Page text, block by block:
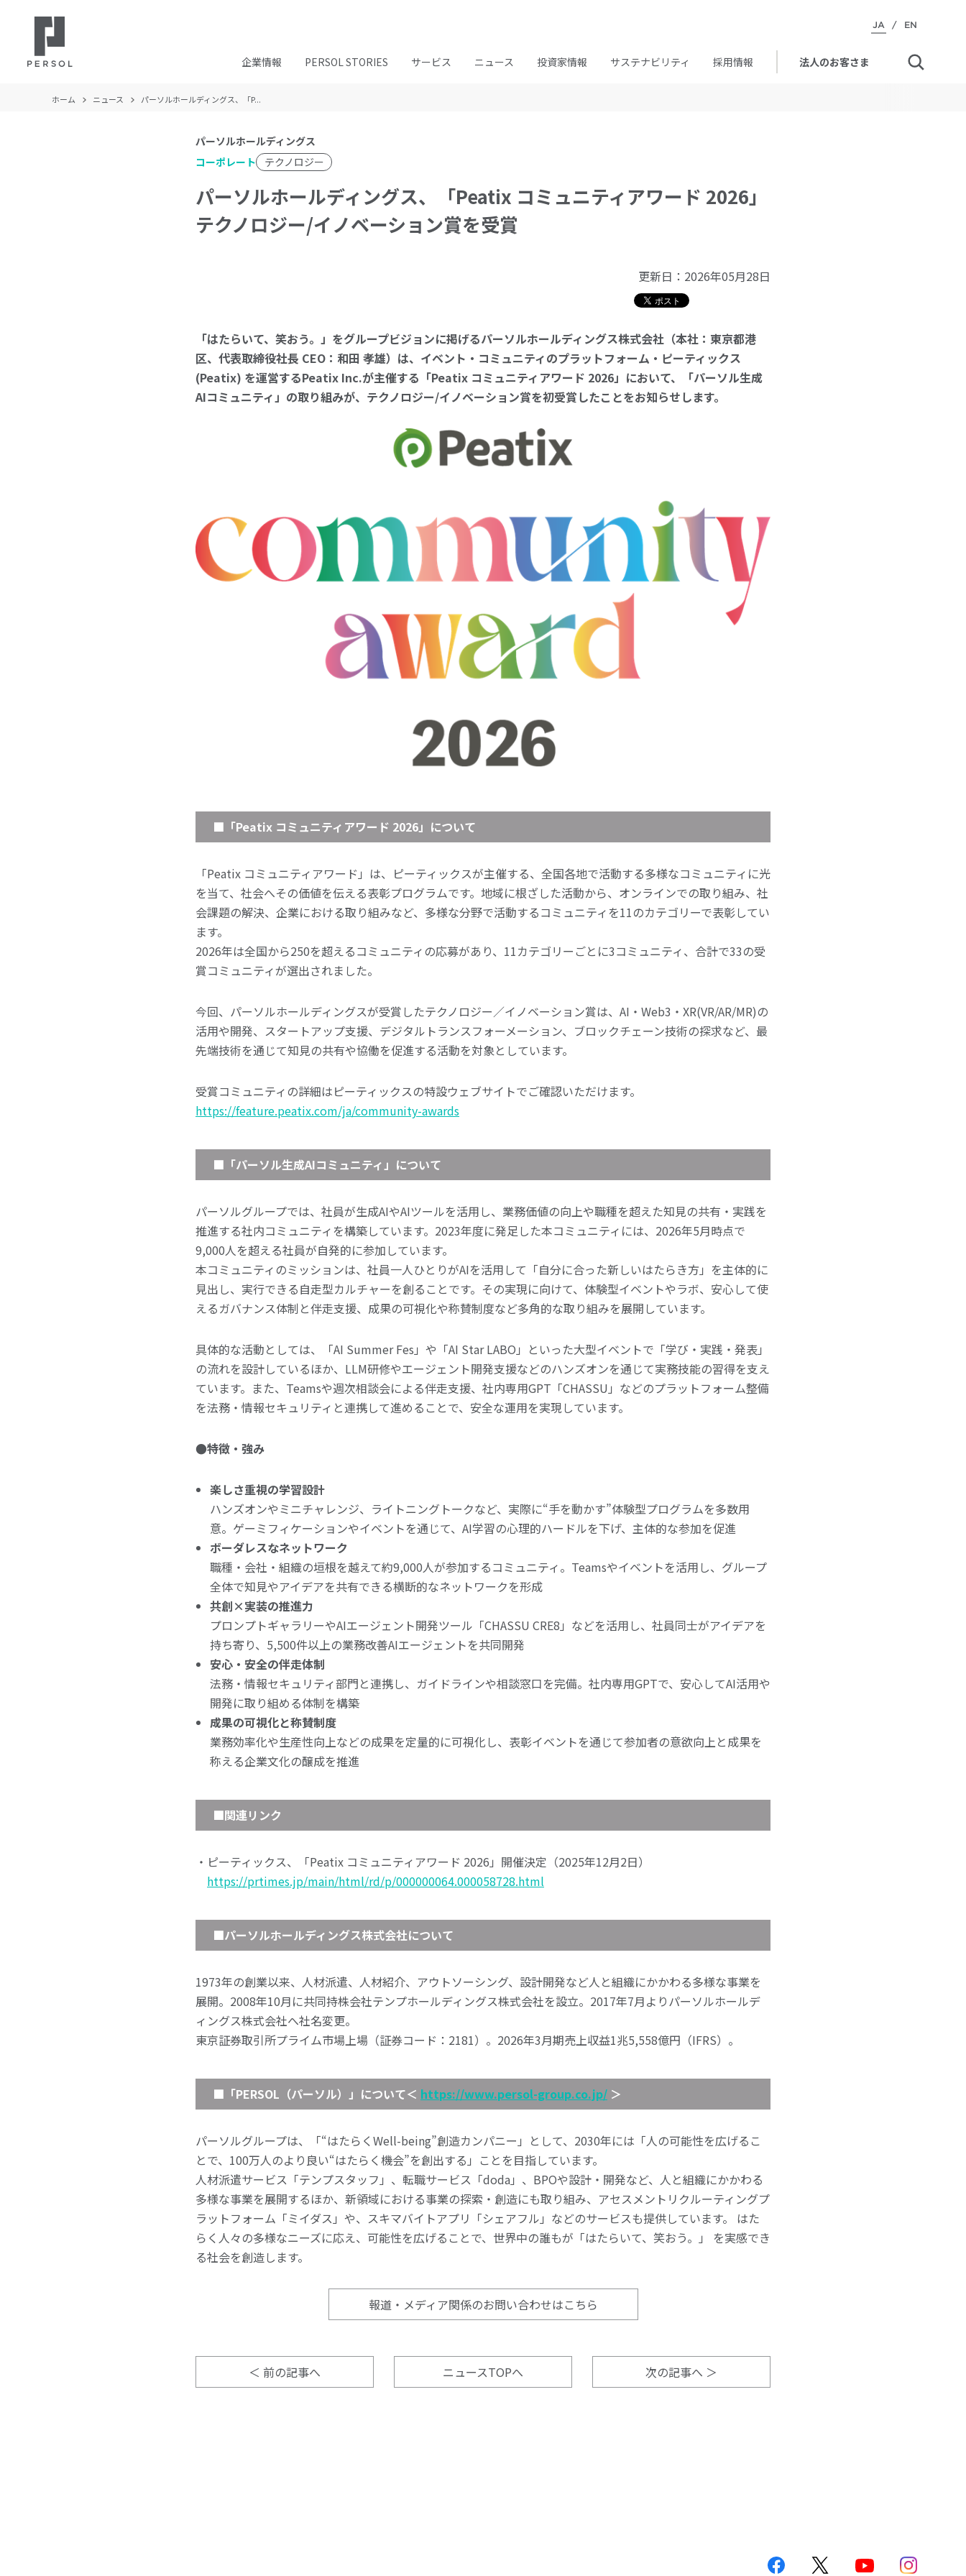
JA / EN
企業情報 PERSOL STORIES サービス ニュース 投資家情報 サステナビリティ 採用情報 法人のお客さま
ホーム ニュース パーソルホールディングス、「P...
パーソルホールディングス
コーポレート
テクノロジー
パーソルホールディングス、「Peatix コミュニティアワード 2026」
テクノロジー/イノベーション賞を受賞
更新日： 2026年05月28日
「はたらいて、笑おう。」をグループビジョンに掲げるパーソルホールディングス株式会社（本社：東京都港
区、代表取締役社長 CEO：和田 孝雄）は、イベント・コミュニティのプラットフォーム・ピーティックス
(Peatix) を運営するPeatix Inc.が主催する「Peatix コミュニティアワード 2026」において、「パーソル生成
AIコミュニティ」の取り組みが、テクノロジー/イノベーション賞を初受賞したことをお知らせします。
■「Peatix コミュニティアワード 2026」について
「Peatix コミュニティアワード」は、ピーティックスが主催する、全国各地で活動する多様なコミュニティに光
を当て、社会へその価値を伝える表彰プログラムです。地域に根ざした活動から、オンラインでの取り組み、社
会課題の解決、企業における取り組みなど、多様な分野で活動するコミュニティを11のカテゴリーで表彰してい
ます。
2026年は全国から250を超えるコミュニティの応募があり、11カテゴリーごとに3コミュニティ、合計で33の受
賞コミュニティが選出されました。
今回、パーソルホールディングスが受賞したテクノロジー／イノベーション賞は、AI・Web3・XR(VR/AR/MR)の
活用や開発、スタートアップ支援、デジタルトランスフォーメーション、ブロックチェーン技術の探求など、最
先端技術を通じて知見の共有や協働を促進する活動を対象としています。
受賞コミュニティの詳細はピーティックスの特設ウェブサイトでご確認いただけます。
https://feature.peatix.com/ja/community-awards
■「パーソル生成AIコミュニティ」について
パーソルグループでは、社員が生成AIやAIツールを活用し、業務価値の向上や職種を超えた知見の共有・実践を
推進する社内コミュニティを構築しています。2023年度に発足した本コミュニティには、2026年5月時点で
9,000人を超える社員が自発的に参加しています。
本コミュニティのミッションは、社員一人ひとりがAIを活用して「自分に合った新しいはたらき方」を主体的に
見出し、実行できる自走型カルチャーを創ることです。その実現に向けて、体験型イベントやラボ、安心して使
えるガバナンス体制と伴走支援、成果の可視化や称賛制度など多角的な取り組みを展開しています。
具体的な活動としては、「AI Summer Fes」や「AI Star LABO」といった大型イベントで「学び・実践・発表」
の流れを設計しているほか、LLM研修やエージェント開発支援などのハンズオンを通じて実務技能の習得を支え
ています。また、Teamsや週次相談会による伴走支援、社内専用GPT「CHASSU」などのプラットフォーム整備
を法務・情報セキュリティと連携して進めることで、安全な運用を実現しています。
●特徴・強み
楽しさ重視の学習設計
ハンズオンやミニチャレンジ、ライトニングトークなど、実際に“手を動かす”体験型プログラムを多数用
意。ゲーミフィケーションやイベントを通じて、AI学習の心理的ハードルを下げ、主体的な参加を促進
ボーダレスなネットワーク
職種・会社・組織の垣根を越えて約9,000人が参加するコミュニティ。Teamsやイベントを活用し、グループ
全体で知見やアイデアを共有できる横断的なネットワークを形成
共創×実装の推進力
プロンプトギャラリーやAIエージェント開発ツール「CHASSU CRE8」などを活用し、社員同士がアイデアを
持ち寄り、5,500件以上の業務改善AIエージェントを共同開発
安心・安全の伴走体制
法務・情報セキュリティ部門と連携し、ガイドラインや相談窓口を完備。社内専用GPTで、安心してAI活用や
開発に取り組める体制を構築
成果の可視化と称賛制度
業務効率化や生産性向上などの成果を定量的に可視化し、表彰イベントを通じて参加者の意欲向上と成果を
称える企業文化の醸成を推進
■関連リンク
・ピーティックス、「Peatix コミュニティアワード 2026」開催決定（2025年12月2日）
https://prtimes.jp/main/html/rd/p/000000064.000058728.html
■パーソルホールディングス株式会社について
1973年の創業以来、人材派遣、人材紹介、アウトソーシング、設計開発など人と組織にかかわる多様な事業を
展開。2008年10月に共同持株会社テンプホールディングス株式会社を設立。2017年7月よりパーソルホールデ
ィングス株式会社へ社名変更。
東京証券取引所プライム市場上場（証券コード：2181）。2026年3月期売上収益1兆5,558億円（IFRS）。
■「PERSOL（パーソル）」について＜ https://www.persol-group.co.jp/ ＞
パーソルグループは、「“はたらくWell-being”創造カンパニー」として、2030年には「人の可能性を広げるこ
とで、100万人のより良い“はたらく機会”を創出する」ことを目指しています。
人材派遣サービス「テンプスタッフ」、転職サービス「doda」、BPOや設計・開発など、人と組織にかかわる
多様な事業を展開するほか、新領域における事業の探索・創造にも取り組み、アセスメントリクルーティングプ
ラットフォーム「ミイダス」や、スキマバイトアプリ「シェアフル」などのサービスも提供しています。 はた
らく人々の多様なニーズに応え、可能性を広げることで、世界中の誰もが「はたらいて、笑おう。」 を実感でき
る社会を創造します。
報道・メディア関係のお問い合わせはこちら
前の記事へ ニュースTOPへ 次の記事へ